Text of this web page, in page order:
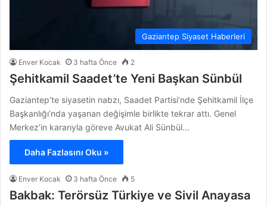
Gaziantep Siyaset Haberleri
Enver Kocak 3 hafta Önce 2
Şehitkamil Saadet’te Yeni Başkan Sünbül
Gaziantep’te siyasetin nabzı, Saadet Partisi’nde Şehitkamil İlçe
Başkanlığı’nda yaşanan değişimle birlikte tekrar attı. Genel
Merkez’in kararıyla göreve Avukat Ali Sünbül…
Daha Fazlasını Oku »
Enver Kocak 3 hafta Önce 5
Bakbak: Terörsüz Türkiye ve Sivil Anayasa